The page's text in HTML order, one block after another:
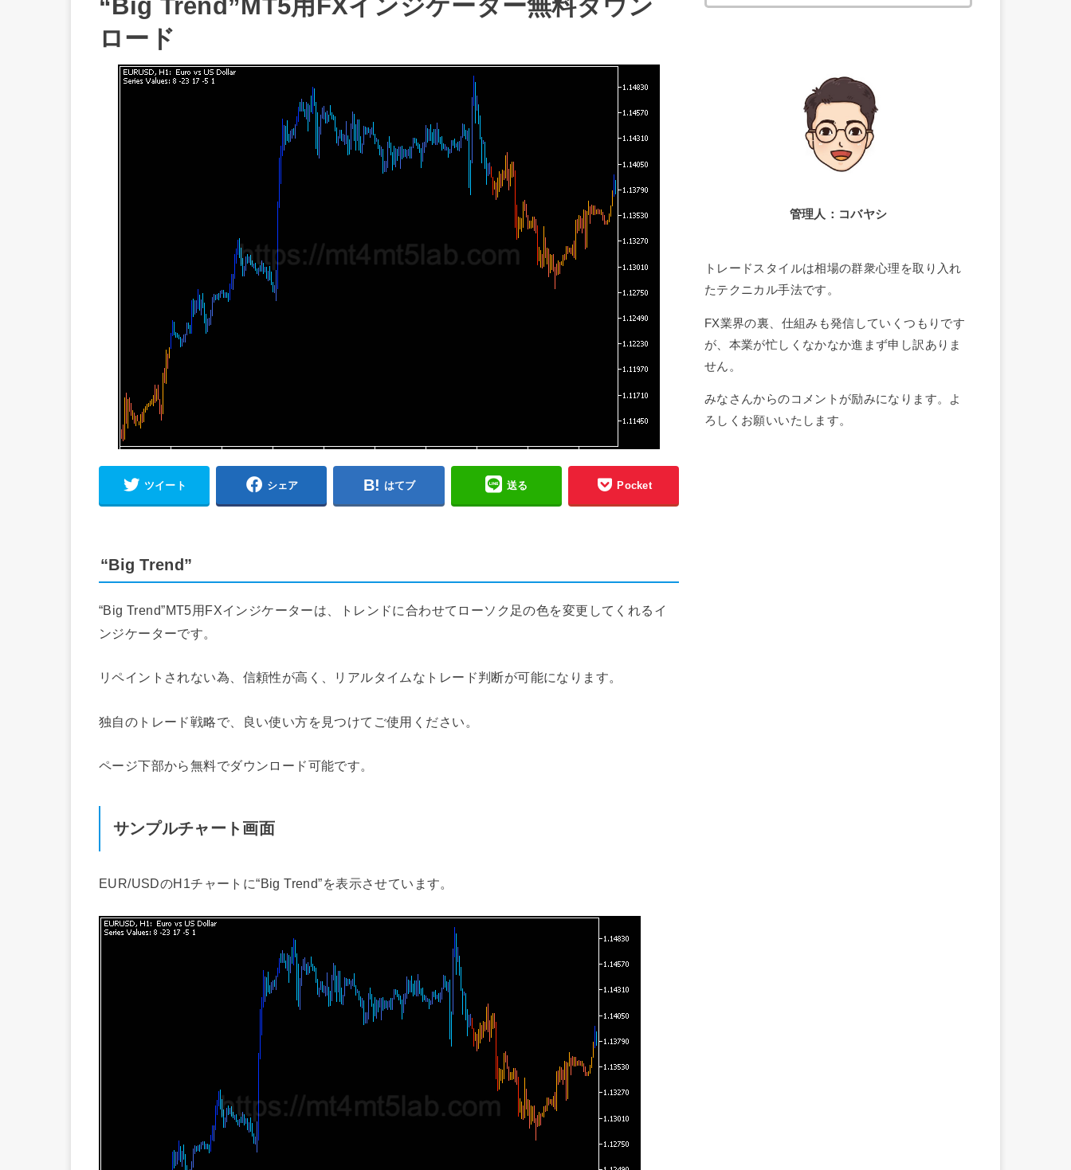
“Big Trend”MT5用FXインジケーター無料ダウン
ロード
ツイート シェア はてブ 送る Pocket
“Big Trend”
“Big Trend”MT5用FXインジケーターは、トレンドに合わせてローソク足の色を変更してくれるイ
ンジケーターです。
リペイントされない為、信頼性が高く、リアルタイムなトレード判断が可能になります。
独自のトレード戦略で、良い使い方を見つけてご使用ください。
ページ下部から無料でダウンロード可能です。
サンプルチャート画面
EUR/USDのH1チャートに“Big Trend”を表示させています。
索:
管理人：コバヤシ
トレードスタイルは相場の群衆心理を取り入れ
たテクニカル手法です。
FX業界の裏、仕組みも発信していくつもりです
が、本業が忙しくなかなか進まず申し訳ありま
せん。
みなさんからのコメントが励みになります。よ
ろしくお願いいたします。